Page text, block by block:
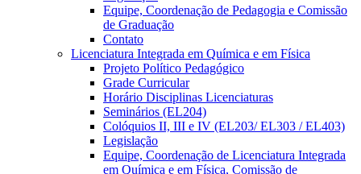
Equipe, Coordenação de Pedagogia e Comissão
de Graduação
Contato
Licenciatura Integrada em Química e em Física
Projeto Político Pedagógico
Grade Curricular
Horário Disciplinas Licenciaturas
Seminários (EL204)
Colóquios II, III e IV (EL203/ EL303 / EL403)
Legislação
Equipe, Coordenação de Licenciatura Integrada
em Química e em Física, Comissão de